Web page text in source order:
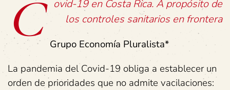
C
ovid-19 en Costa Rica. A propósito de
los controles sanitarios en frontera
Grupo Economía Pluralista*
La pandemia del Covid-19 obliga a establecer un
orden de prioridades que no admite vacilaciones: